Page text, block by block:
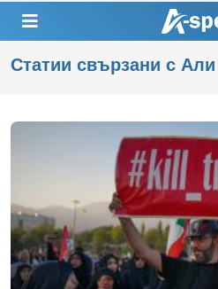
Статии свързани с